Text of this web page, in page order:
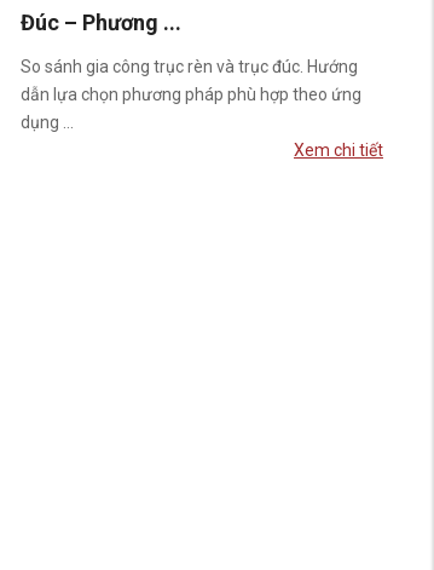
Đúc – Phương ...
So sánh gia công trục rèn và trục đúc. Hướng
dẫn lựa chọn phương pháp phù hợp theo ứng
dụng ...
Xem chi tiết